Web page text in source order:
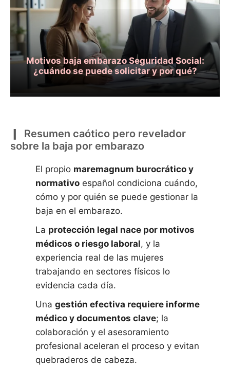
Motivos baja embarazo Seguridad Social:
¿cuándo se puede solicitar y por qué?
Resumen caótico pero revelador
sobre la baja por embarazo
El propio maremagnum burocrático y
normativo español condiciona cuándo,
cómo y por quién se puede gestionar la
baja en el embarazo.
La protección legal nace por motivos
médicos o riesgo laboral, y la
experiencia real de las mujeres
trabajando en sectores físicos lo
evidencia cada día.
Una gestión efectiva requiere informe
médico y documentos clave; la
colaboración y el asesoramiento
profesional aceleran el proceso y evitan
quebraderos de cabeza.